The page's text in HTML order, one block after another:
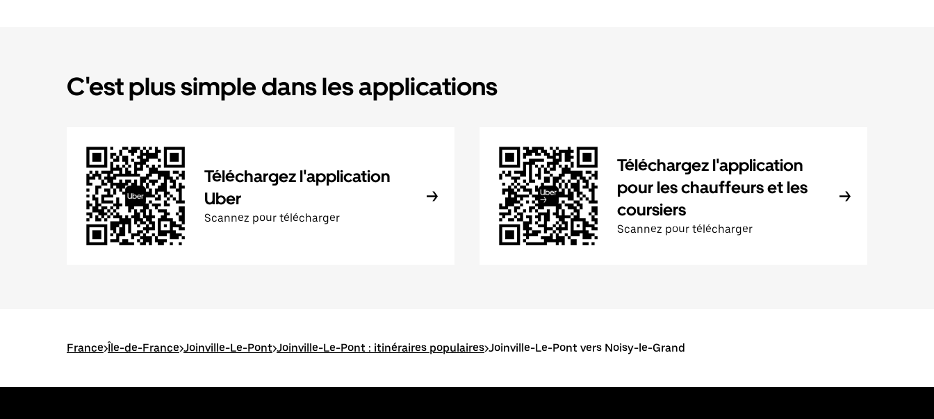
C'est plus simple dans les applications
Téléchargez l'application
Uber
Scannez pour télécharger
Téléchargez l'application
pour les chauffeurs et les
coursiers
Scannez pour télécharger
France>Île-de-France>Joinville-Le-Pont>Joinville-Le-Pont : itinéraires populaires>Joinville-Le-Pont vers Noisy-le-Grand